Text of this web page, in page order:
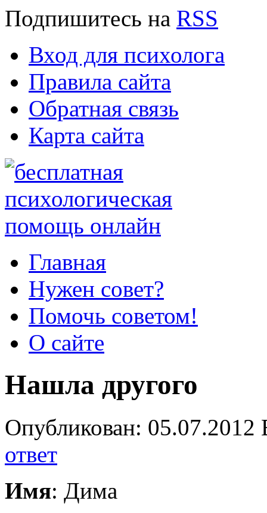
Подпишитесь на RSS
Вход для психолога
Правила сайта
Обратная связь
Карта сайта
Главная
Нужен совет?
Помочь советом!
О сайте
Нашла другого
Опубликован:
ответ
Имя: Дима